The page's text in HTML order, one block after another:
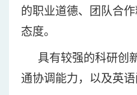
的职业道德、团队合
态度。
具有较强的科研创
通协调能力，以及英语